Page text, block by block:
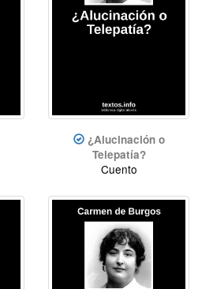
¿Alucinación o
Telepatía?
Cuento